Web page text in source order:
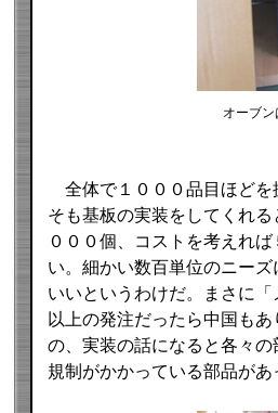
オーブ
全体で１０００品目ほどを
そも基板の実装をしてくれ
０００個、コストを考えれ
い。細かい数百単位のニー
いいというわけだ。まさに
以上の発注だったら中国も
の、実装の話になると各々
規制がかかっている部品が